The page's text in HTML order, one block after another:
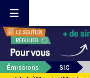
Émissions
SIC